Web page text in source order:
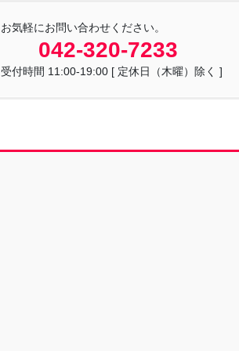
お気軽にお問い合わせください。
042-320-7233
受付時間 11:00-19:00 [ 定休日（木曜）除く ]